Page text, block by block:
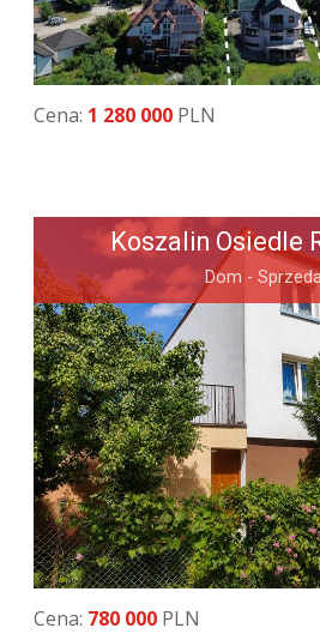
Cena: 1 280 000 PLN
Koszalin Osiedle
Dom -
Cena: 780 000 PLN